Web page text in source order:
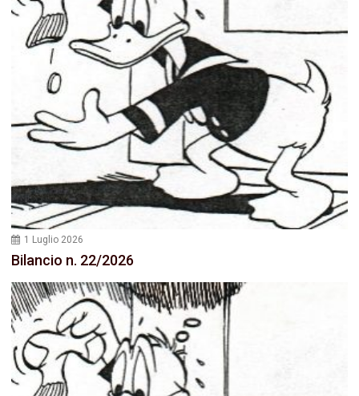
1 Luglio 2026
Bilancio n. 22/2026